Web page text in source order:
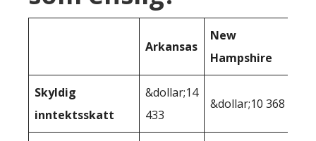
Arkansas
New
Hampshire
Skyldig
inntektsskatt
&dollar;14
433
&dollar;10 368